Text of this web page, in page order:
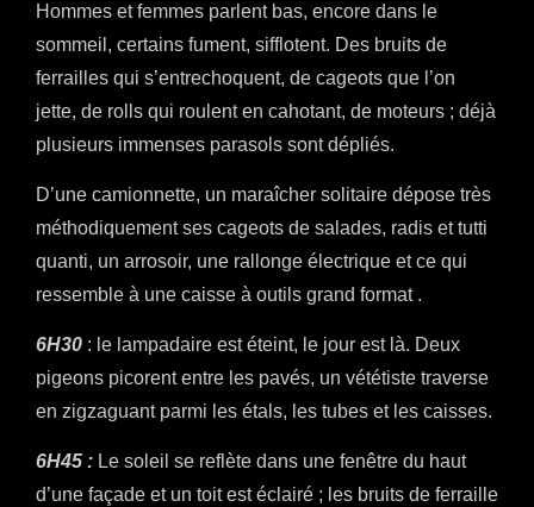
Hommes et femmes parlent bas, encore dans le
sommeil, certains fument, sifflotent. Des bruits de
ferrailles qui s’entrechoquent, de cageots que l’on
jette, de rolls qui roulent en cahotant, de moteurs ; déjà
plusieurs immenses parasols sont dépliés.
D’une camionnette, un maraîcher solitaire dépose très
méthodiquement ses cageots de salades, radis et tutti
quanti, un arrosoir, une rallonge électrique et ce qui
ressemble à une caisse à outils grand format .
6H30 : le lampadaire est éteint, le jour est là. Deux
pigeons picorent entre les pavés, un vététiste traverse
en zigzaguant parmi les étals, les tubes et les caisses.
6H45 : Le soleil se reflète dans une fenêtre du haut
d’une façade et un toit est éclairé ; les bruits de ferraille